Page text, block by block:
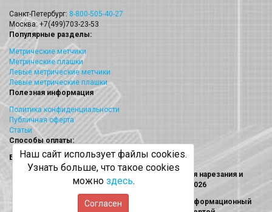
Санкт-Петербург: 8-800-505-40-27
Москва: +7(499)703-23-53
Популярные разделы:
Метрические метчики
Метрические плашки
Левые метрические метчики
Левые метрические плашки
Полезная информация
Политика конфиденциальности
Публичная оферта
Статьи
Способы оплаты:
Безналичный платеж
Volkel (Волкел) метчики, плашки, наборы для нарезания и
восстановления резьбы © 2013 - 2026
Информация на сайте носит исключительно информационный
Наш сайт использует файлы cookies.
Узнать больше, что такое cookies
можно здесь.
Согласен